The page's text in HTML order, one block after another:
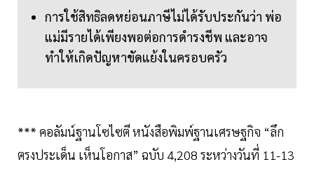
การใช้สิทธิลดหย่อนภาษีไม่ได้รับประกันว่า พ่อ
แม่มีรายได้เพียงพอต่อการดำรงชีพ และอาจ
ทำให้เกิดปัญหาขัดแย้งในครอบครัว
*** คอลัมน์ฐานโซไซตี หนังสือพิมพ์ฐานเศรษฐกิจ “ลึก
ตรงประเด็น เห็นโอกาส” ฉบับ 4,208 ระหว่างวันที่ 11-13